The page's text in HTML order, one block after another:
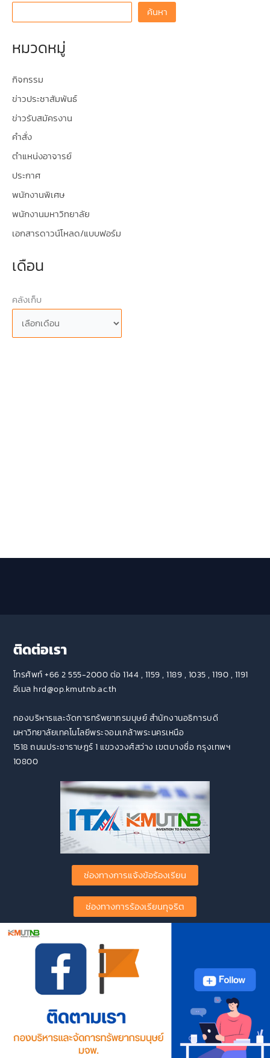
ค้นหา
หมวดหมู่
กิจกรรม
ข่าวประชาสัมพันธ์
ข่าวรับสมัครงาน
คำสั่ง
ตำแหน่งอาจารย์
ประกาศ
พนักงานพิเศษ
พนักงานมหาวิทยาลัย
เอกสารดาวน์โหลด/แบบฟอร์ม
เดือน
คลังเก็บ
ติดต่อเรา
โทรศัพท์ +66 2 555-2000 ต่อ 1144 , 1159 , 1189 , 1035 , 1190 , 1191
อีเมล hrd@op.kmutnb.ac.th
กองบริหารและจัดการทรัพยากรมนุษย์ สำนักงานอธิการบดี
มหาวิทยาลัยเทคโนโลยีพระจอมเกล้าพระนครเหนือ
1518 ถนนประชาราษฎร์ 1 แขวงวงศ์สว่าง เขตบางซื่อ กรุงเทพฯ
10800
ช่องทางการแจ้งข้อร้องเรียน
ช่องทางการร้องเรียนทุจริต